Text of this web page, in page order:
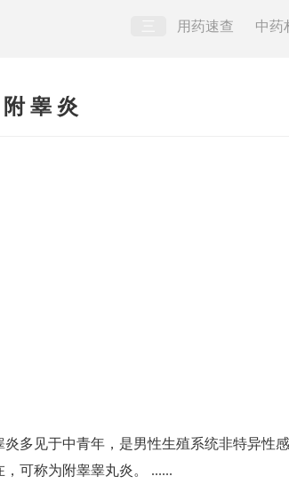
用药速查 中药
睾 炎
多见于中青年，是男性生殖系统非特异性
可称为附睾睾丸炎。 ......